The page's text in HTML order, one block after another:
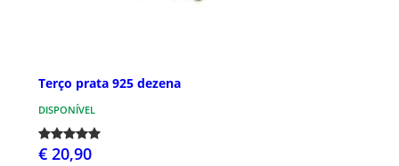
Terço prata 925 dezena
DISPONÍVEL
€ 20,90